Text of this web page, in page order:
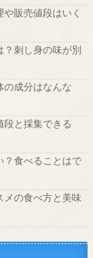
販売値段はいく
？刺し身の味が別
の成分はなんな
段と採集できる
？食べることはで
メの食べ方と美味